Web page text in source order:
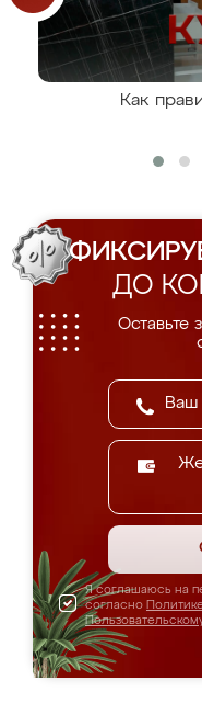
Как
ДО
Оставьте
Я соглашаюсь на
согласно